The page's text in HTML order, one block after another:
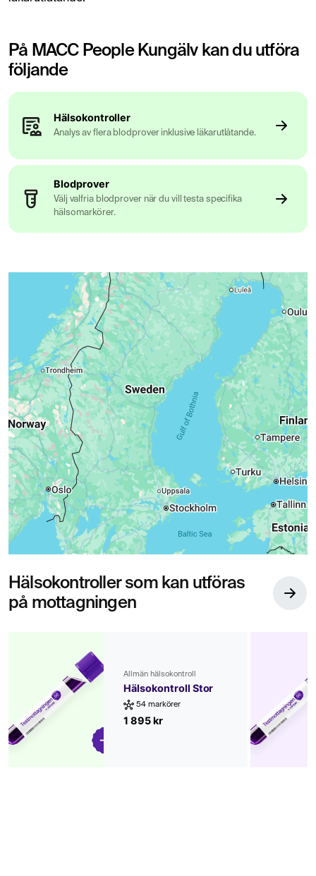
På MACC People Kungälv kan du utföra
följande
Hälsokontroller
Analys av flera blodprover inklusive läkarutlåtande.
Blodprover
Välj valfria blodprover när du vill testa specifika
hälsomarkörer.
Hälsokontroller som kan utföras
på mottagningen
Allmän hälsokontroll
Hälsokontroll Stor
54 markörer
1 895 kr